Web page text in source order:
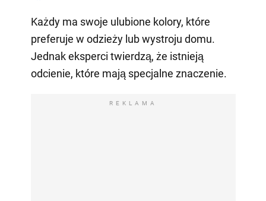
Każdy ma swoje ulubione kolory, które
preferuje w odzieży lub wystroju domu.
Jednak eksperci twierdzą, że istnieją
odcienie, które mają specjalne znaczenie.
REKLAMA